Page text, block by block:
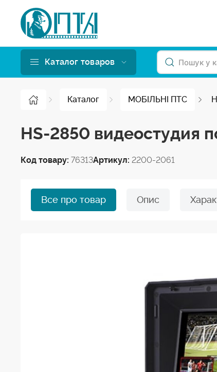
Каталог товаров
Каталог МОБІЛЬНІ ПТС
HS-2850 видеостудия
Код товару: 76313Артикул: 2200-2061
Все про товар Опис